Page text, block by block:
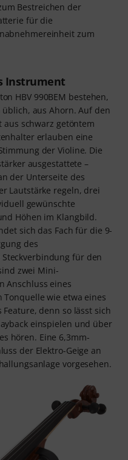
Bestreichen der
für die
zum
Instrument
HBV 990BEM bestehen,
aus Ahorn. Auf den
schwarz getöntem
erlauben eine
der Violine. Die
ausgestattete –
der Unterseite des
Lautstärke regeln, drei
gewünschte
Höhen im Klangbild.
sich das Fach für die 9-
des
für den
zwei Mini-
Anschluss eines
wie etwa eines
denn so lässt sich
einspielen und über
hören. Eine 6,3mm-
der Elektro-Geige an
vorgesehen.